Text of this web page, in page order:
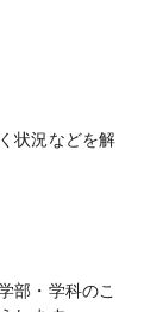
状況などを解
部・学科のこ